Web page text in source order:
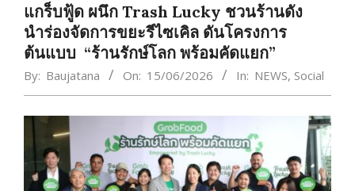
แกร็บฟู้ด ผนึก Trash Lucky ชวนร้านดัง
นำร่องจัดการขยะรีไซเคิล ดันโครงการ
ต้นแบบ “ร้านรักษ์โลก พร้อมคัดแยก”
By: Baujatana On: 15/06/2026 In: NEWS, Social